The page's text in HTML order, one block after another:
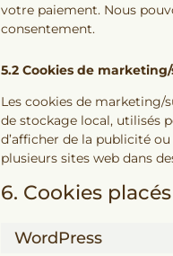
votre paiement. Nous
consentement.
5.2 Cookies de
Les cookies de
de stockage local, utilisés
d’afficher de la publicité
plusieurs sites web dans
6. Cookies placés
WordPress